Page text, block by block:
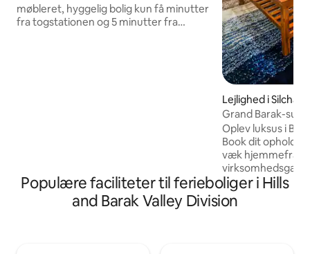
møbleret, hyggelig bolig kun få minutter
fra togstationen og 5 minutter fra
Lejlighed i Silchar
Grand Barak-
Oplev luksus i
Book dit ophold i
væk hjemmefra!
af værtsophold,
besøg på
adgang for dine
Populære faciliteter til ferieboliger i Hills
and Barak Valley Division